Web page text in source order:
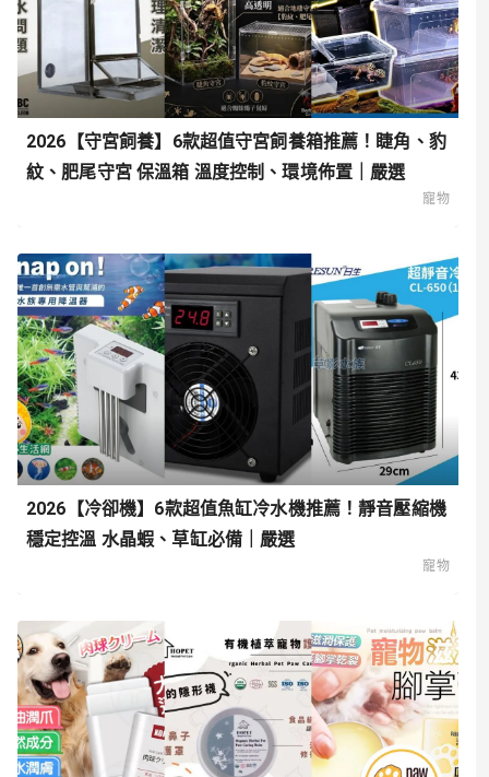
2026【守宮飼養】6款超值守宮飼養箱推薦！睫角、豹
紋、肥尾守宮 保溫箱 溫度控制、環境佈置｜嚴選
寵物
2026【冷卻機】6款超值魚缸冷水機推薦！靜音壓縮機
穩定控溫 水晶蝦、草缸必備｜嚴選
寵物